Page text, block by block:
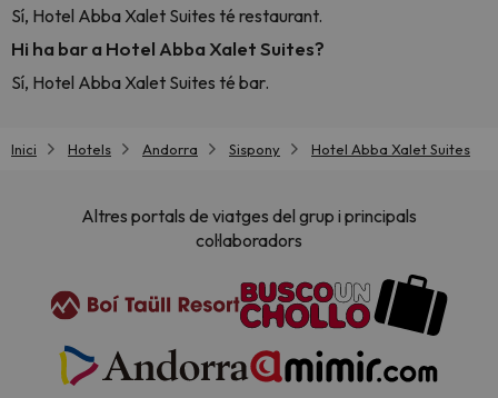
Sí, Hotel Abba Xalet Suites té restaurant.
Hi ha bar a Hotel Abba Xalet Suites?
Sí, Hotel Abba Xalet Suites té bar.
Inici Hotels Andorra Sispony Hotel Abba Xalet Suites
Altres portals de viatges del grup i principals
col·laboradors